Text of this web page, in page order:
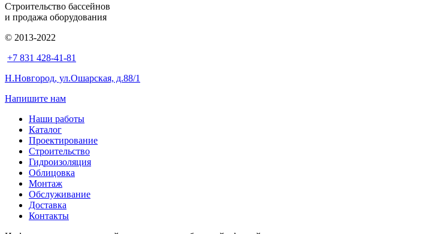
Строительство бассейнов
и продажа оборудования
© 2013-2022
+7 831 428-41-81
Н.Новгород, ул.Ошарская, д.88/1
Напишите нам
Наши работы
Каталог
Проектирование
Строительство
Гидроизоляция
Облицовка
Монтаж
Обслуживание
Доставка
Контакты